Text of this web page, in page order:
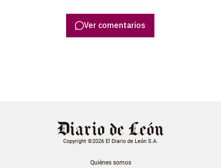
Ver comentarios
Copyright ©2026 El Diario de León S.A.
Quiénes somos